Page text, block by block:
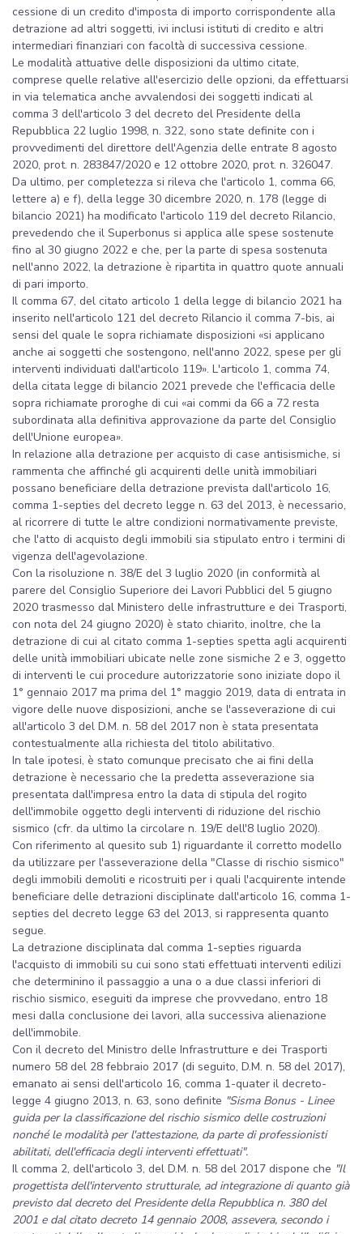
cessione di un credito d'imposta di importo corrispondente alla
detrazione ad altri soggetti, ivi inclusi istituti di credito e altri
intermediari finanziari con facoltà di successiva cessione.
Le modalità attuative delle disposizioni da ultimo citate,
comprese quelle relative all'esercizio delle opzioni, da effettuarsi
in via telematica anche avvalendosi dei soggetti indicati al
comma 3 dell'articolo 3 del decreto del Presidente della
Repubblica 22 luglio 1998, n. 322, sono state definite con i
provvedimenti del direttore dell'Agenzia delle entrate 8 agosto
2020, prot. n. 283847/2020 e 12 ottobre 2020, prot. n. 326047.
Da ultimo, per completezza si rileva che l'articolo 1, comma 66,
lettere a) e f), della legge 30 dicembre 2020, n. 178 (legge di
bilancio 2021) ha modificato l'articolo 119 del decreto Rilancio,
prevedendo che il Superbonus si applica alle spese sostenute
fino al 30 giugno 2022 e che, per la parte di spesa sostenuta
nell'anno 2022, la detrazione è ripartita in quattro quote annuali
di pari importo.
Il comma 67, del citato articolo 1 della legge di bilancio 2021 ha
inserito nell'articolo 121 del decreto Rilancio il comma 7-bis, ai
sensi del quale le sopra richiamate disposizioni «si applicano
anche ai soggetti che sostengono, nell'anno 2022, spese per gli
interventi individuati dall'articolo 119». L'articolo 1, comma 74,
della citata legge di bilancio 2021 prevede che l'efficacia delle
sopra richiamate proroghe di cui «ai commi da 66 a 72 resta
subordinata alla definitiva approvazione da parte del Consiglio
dell'Unione europea».
In relazione alla detrazione per acquisto di case antisismiche, si
rammenta che affinché gli acquirenti delle unità immobiliari
possano beneficiare della detrazione prevista dall'articolo 16,
comma 1-septies del decreto legge n. 63 del 2013, è necessario,
al ricorrere di tutte le altre condizioni normativamente previste,
che l'atto di acquisto degli immobili sia stipulato entro i termini di
vigenza dell'agevolazione.
Con la risoluzione n. 38/E del 3 luglio 2020 (in conformità al
parere del Consiglio Superiore dei Lavori Pubblici del 5 giugno
2020 trasmesso dal Ministero delle infrastrutture e dei Trasporti,
con nota del 24 giugno 2020) è stato chiarito, inoltre, che la
detrazione di cui al citato comma 1-septies spetta agli acquirenti
delle unità immobiliari ubicate nelle zone sismiche 2 e 3, oggetto
di interventi le cui procedure autorizzatorie sono iniziate dopo il
1° gennaio 2017 ma prima del 1° maggio 2019, data di entrata in
vigore delle nuove disposizioni, anche se l'asseverazione di cui
all'articolo 3 del D.M. n. 58 del 2017 non è stata presentata
contestualmente alla richiesta del titolo abilitativo.
In tale ipotesi, è stato comunque precisato che ai fini della
detrazione è necessario che la predetta asseverazione sia
presentata dall'impresa entro la data di stipula del rogito
dell'immobile oggetto degli interventi di riduzione del rischio
sismico (cfr. da ultimo la circolare n. 19/E dell'8 luglio 2020).
Con riferimento al quesito sub 1) riguardante il corretto modello
da utilizzare per l'asseverazione della "Classe di rischio sismico"
degli immobili demoliti e ricostruiti per i quali l'acquirente intende
beneficiare delle detrazioni disciplinate dall'articolo 16, comma 1-
septies del decreto legge 63 del 2013, si rappresenta quanto
segue.
La detrazione disciplinata dal comma 1-septies riguarda
l'acquisto di immobili su cui sono stati effettuati interventi edilizi
che determinino il passaggio a una o a due classi inferiori di
rischio sismico, eseguiti da imprese che provvedano, entro 18
mesi dalla conclusione dei lavori, alla successiva alienazione
dell'immobile.
Con il decreto del Ministro delle Infrastrutture e dei Trasporti
numero 58 del 28 febbraio 2017 (di seguito, D.M. n. 58 del 2017),
emanato ai sensi dell'articolo 16, comma 1-quater il decreto-
legge 4 giugno 2013, n. 63, sono definite "Sisma Bonus - Linee
guida per la classificazione del rischio sismico delle costruzioni
nonché le modalità per l'attestazione, da parte di professionisti
abilitati, dell'efficacia degli interventi effettuati".
Il comma 2, dell'articolo 3, del D.M. n. 58 del 2017 dispone che "Il
progettista dell'intervento strutturale, ad integrazione di quanto già
previsto dal decreto del Presidente della Repubblica n. 380 del
2001 e dal citato decreto 14 gennaio 2008, assevera, secondo i